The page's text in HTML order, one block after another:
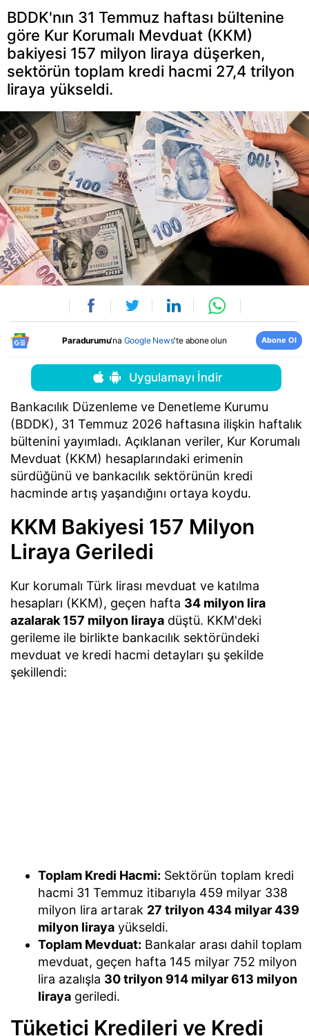
BDDK'nın 31 Temmuz haftası bültenine
göre Kur Korumalı Mevduat (KKM)
bakiyesi 157 milyon liraya düşerken,
sektörün toplam kredi hacmi 27,4 trilyon
liraya yükseldi.
Paradurumu'na Google News'te abone olun Abone Ol
Uygulamayı İndir
Bankacılık Düzenleme ve Denetleme Kurumu
(BDDK), 31 Temmuz 2026 haftasına ilişkin haftalık
bültenini yayımladı. Açıklanan veriler, Kur Korumalı
Mevduat (KKM) hesaplarındaki erimenin
sürdüğünü ve bankacılık sektörünün kredi
hacminde artış yaşandığını ortaya koydu.
KKM Bakiyesi 157 Milyon
Liraya Geriledi
Kur korumalı Türk lirası mevduat ve katılma
hesapları (KKM), geçen hafta 34 milyon lira
azalarak 157 milyon liraya düştü. KKM'deki
gerileme ile birlikte bankacılık sektöründeki
mevduat ve kredi hacmi detayları şu şekilde
şekillendi:
Toplam Kredi Hacmi: Sektörün toplam kredi
hacmi 31 Temmuz itibarıyla 459 milyar 338
milyon lira artarak 27 trilyon 434 milyar 439
milyon liraya yükseldi.
Toplam Mevduat: Bankalar arası dahil toplam
mevduat, geçen hafta 145 milyar 752 milyon
lira azalışla 30 trilyon 914 milyar 613 milyon
liraya geriledi.
Tüketici Kredileri ve Kredi